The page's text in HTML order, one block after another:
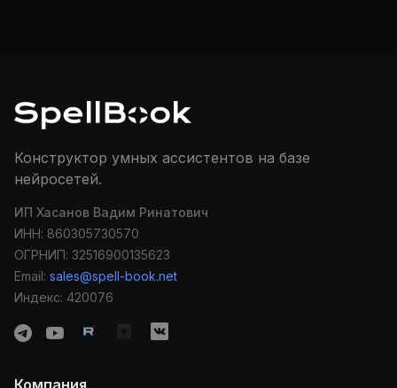
Конструктор умных ассистентов на базе
нейросетей.
ИП Хасанов Вадим Ринатович
ИНН: 860305730570
ОГРНИП: 32516900135623
Email: sales@spell-book.net
Индекс: 420076
Компания